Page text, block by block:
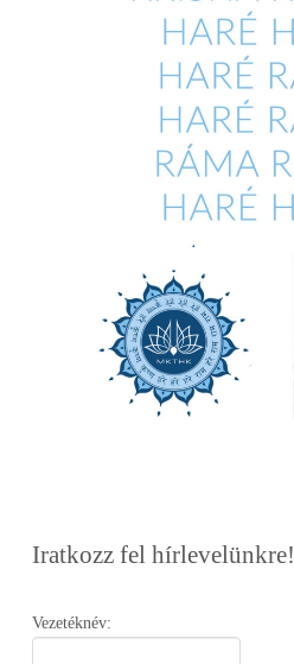
Iratkozz fel hírlevelünkre!
Vezetéknév: